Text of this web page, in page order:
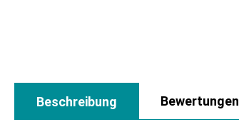
Beschreibung Bewertungen